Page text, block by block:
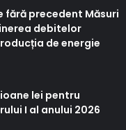
fără precedent Măsuri
debitelor
de energie
lei pentru
I al anului 2026